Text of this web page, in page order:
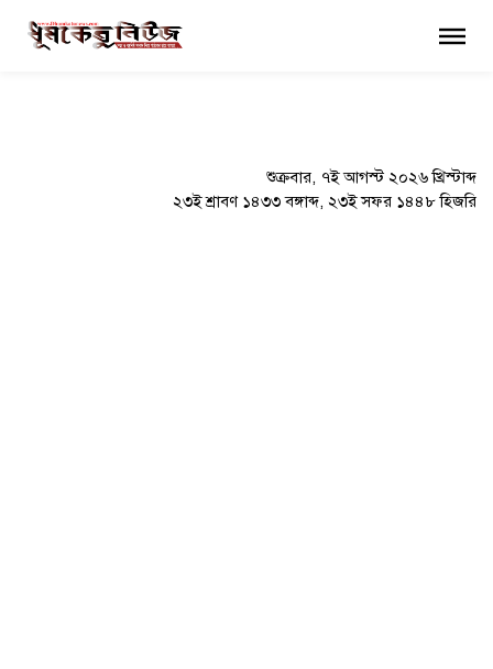
শুক্রবার, ৭ই আগস্ট ২০২৬ খ্রিস্টাব্দ
২৩ই শ্রাবণ ১৪৩৩ বঙ্গাব্দ, ২৩ই সফর ১৪৪৮ হিজরি
×